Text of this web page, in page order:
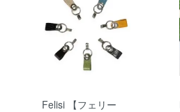
Felisi 【フェリー